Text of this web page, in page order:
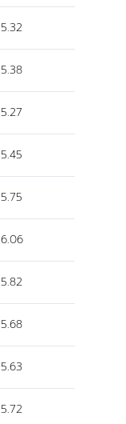
5.32
5.38
5.27
5.45
5.75
6.06
5.82
5.68
5.63
5.72